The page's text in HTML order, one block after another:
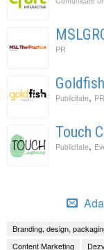
PR
Publicitate, PR
Touch
Publicitate,
Branding, design,
Content Marketing